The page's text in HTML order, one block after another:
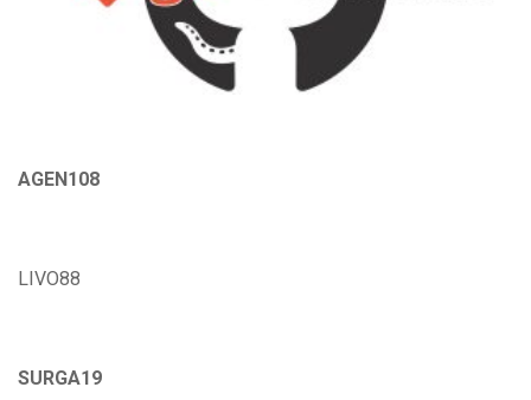
AGEN108
LIVO88
SURGA19